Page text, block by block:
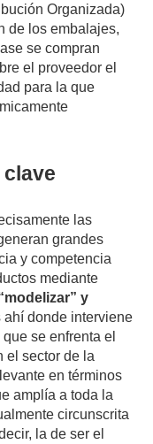
Organizada)
de los embalajes,
se compran
el proveedor el
para la que
las
grandes
y competencia
mediante
y
ahí donde interviene
se enfrenta el
el sector de la
en términos
amplía a toda la
circunscrita
la de ser el